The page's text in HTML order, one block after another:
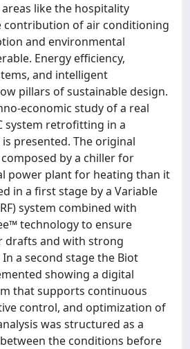
like the hospitality
contribution of air conditioning
and environmental
Energy efficiency,
and intelligent
pillars of sustainable design.
economic study of a real
system retrofitting in a
presented. The original
by a chiller for
power plant for heating than it
in a first stage by a Variable
system combined with
technology to ensure
and with strong
a second stage the Biot
showing a digital
that supports continuous
control, and optimization of
was structured as a
the conditions before